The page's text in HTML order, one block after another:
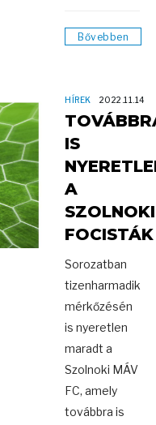
Bővebben
HÍREK 2022.11.14
IS
A
SZOLNOKI
FOCISTÁK
Sorozatban
tizenharmadik
mérkőzésén
is nyeretlen
maradt a
Szolnoki MÁV
FC, amely
továbbra is